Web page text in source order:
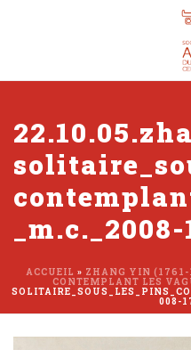
ACCUEIL » ZHANG YIN (1761-
CONTEMPLANT LES
008-